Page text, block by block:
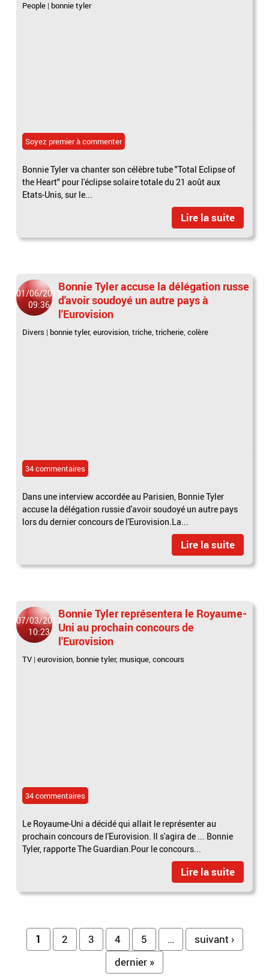
People | bonnie tyler
Soyez premier à commenter
Bonnie Tyler va chanter son célèbre tube "Total Eclipse of
the Heart" pour l'éclipse solaire totale du 21 août aux
Etats-Unis, sur le...
Lire la suite
01/06/2013
09:36
Bonnie Tyler accuse la délégation russe
d'avoir soudoyé un autre pays à
l'Eurovision
Divers | bonnie tyler,eurovision,triche,tricherie,colère
34 commentaires
Dans une interview accordée au Parisien, Bonnie Tyler
accuse la délégation russie d'avoir soudoyé un autre pays
lors du dernier concours de l'Eurovision.La...
Lire la suite
07/03/2013
10:23
Bonnie Tyler représentera le Royaume-
Uni au prochain concours de
l'Eurovision
TV |eurovision, bonnie tyler, musique,concours
34 commentaires
Le Royaume-Uni a décidé qui allait le représenter au
prochain concours de l'Eurovision. Il s'agira de ... Bonnie
Tyler, rapporte The Guardian.Pour le concours...
Lire la suite
Pages
1 2 3 4 5 …
suivant ›
dernier »